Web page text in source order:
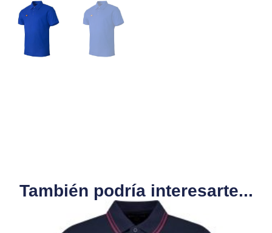
También podría interesarte...